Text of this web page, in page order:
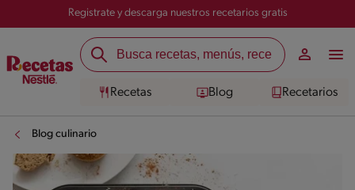
Registrate y descarga nuestros recetarios gratis
Recetas Blog Recetarios
Blog culinario